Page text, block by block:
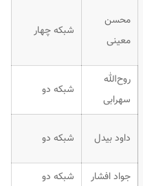
محسن
معینی
شبکه چهار
روح‌الله
سهرابی
شبکه دو
داود بیدل شبکه دو
جواد افشار شبکه دو